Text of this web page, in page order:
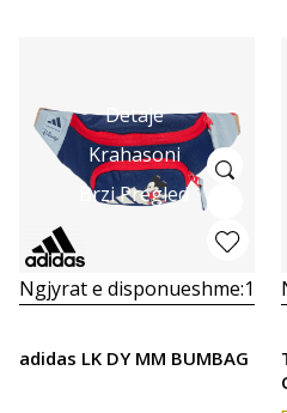
Detaje
Krahasoni
Brzi Pregled
Ngjyrat e disponueshme:1
adidas LK DY MM BUMBAG